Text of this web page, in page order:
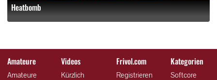
Heatbomb
Amateure
Amateure
Videos
Kürzlich
Frivol.com
Registrieren
Kategorien
Softcore